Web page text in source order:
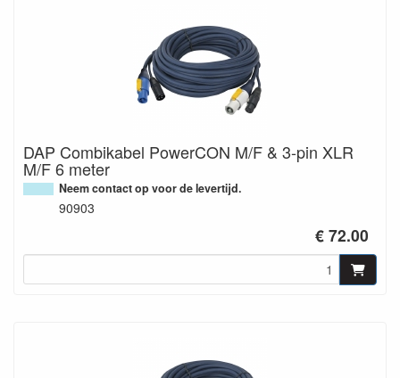
DAP Combikabel PowerCON M/F & 3-pin XLR
M/F 6 meter
Neem contact op voor de levertijd.
90903
€ 72.00